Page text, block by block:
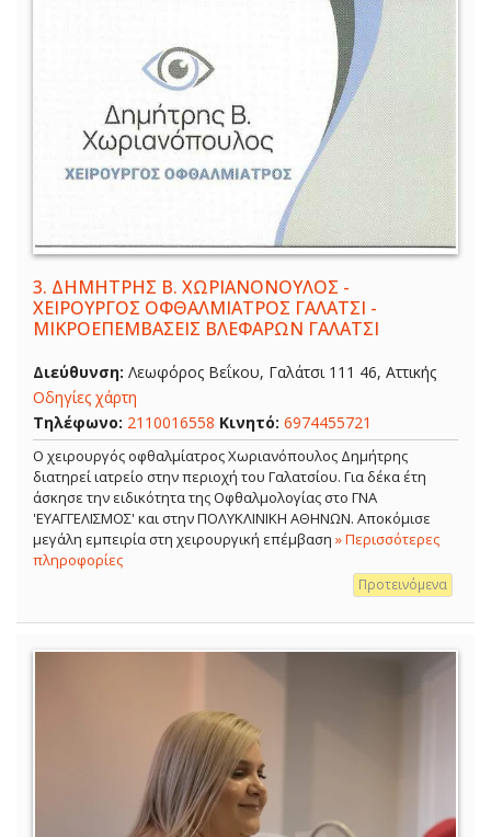
3. ΔΗΜΗΤΡΗΣ Β. ΧΩΡΙΑΝΟΝΟΥΛΟΣ -
ΧΕΙΡΟΥΡΓΟΣ ΟΦΘΑΛΜΙΑΤΡΟΣ ΓΑΛΑΤΣΙ -
ΜΙΚΡΟΕΠΕΜΒΑΣΕΙΣ ΒΛΕΦΑΡΩΝ ΓΑΛΑΤΣΙ
Διεύθυνση: Λεωφόρος Βεΐκου, Γαλάτσι 111 46, Αττικής
Οδηγίες χάρτη
Τηλέφωνο: 2110016558 Κινητό: 6974455721
Ο χειρουργός οφθαλμίατρος Χωριανόπουλος Δημήτρης
διατηρεί ιατρείο στην περιοχή του Γαλατσίου. Για δέκα έτη
άσκησε την ειδικότητα της Οφθαλμολογίας στο ΓΝΑ
'ΕΥΑΓΓΕΛΙΣΜΟΣ' και στην ΠΟΛΥΚΛΙΝΙΚΗ ΑΘΗΝΩΝ. Αποκόμισε
μεγάλη εμπειρία στη χειρουργική επέμβαση » Περισσότερες
πληροφορίες
Προτεινόμενα